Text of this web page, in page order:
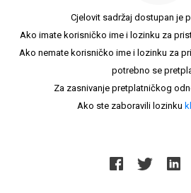
Cjelovit sadržaj dostupan je
Ako imate korisničko ime i lozinku za
Ako nemate korisničko ime i lozinku za
potrebno se
Za zasnivanje pretplatničkog
Ako ste zaboravili lozinku